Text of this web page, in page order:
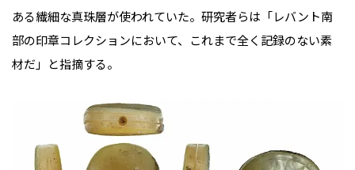
ある繊細な真珠層が使われていた。研究者らは「レバント南
部の印章コレクションにおいて、これまで全く記録のない素
材だ」と指摘する。